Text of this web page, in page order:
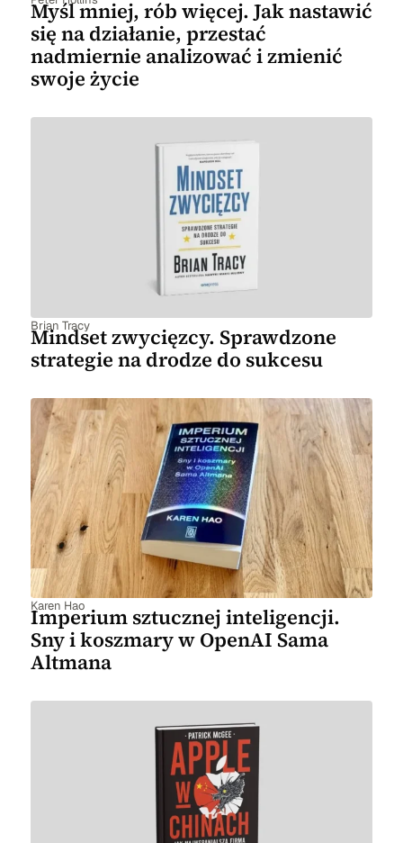
Myśl mniej, rób więcej. Jak nastawić
się na działanie, przestać
nadmiernie analizować i zmienić
swoje życie
Brian Tracy
Mindset zwycięzcy. Sprawdzone
strategie na drodze do sukcesu
Karen Hao
Imperium sztucznej inteligencji.
Sny i koszmary w OpenAI Sama
Altmana